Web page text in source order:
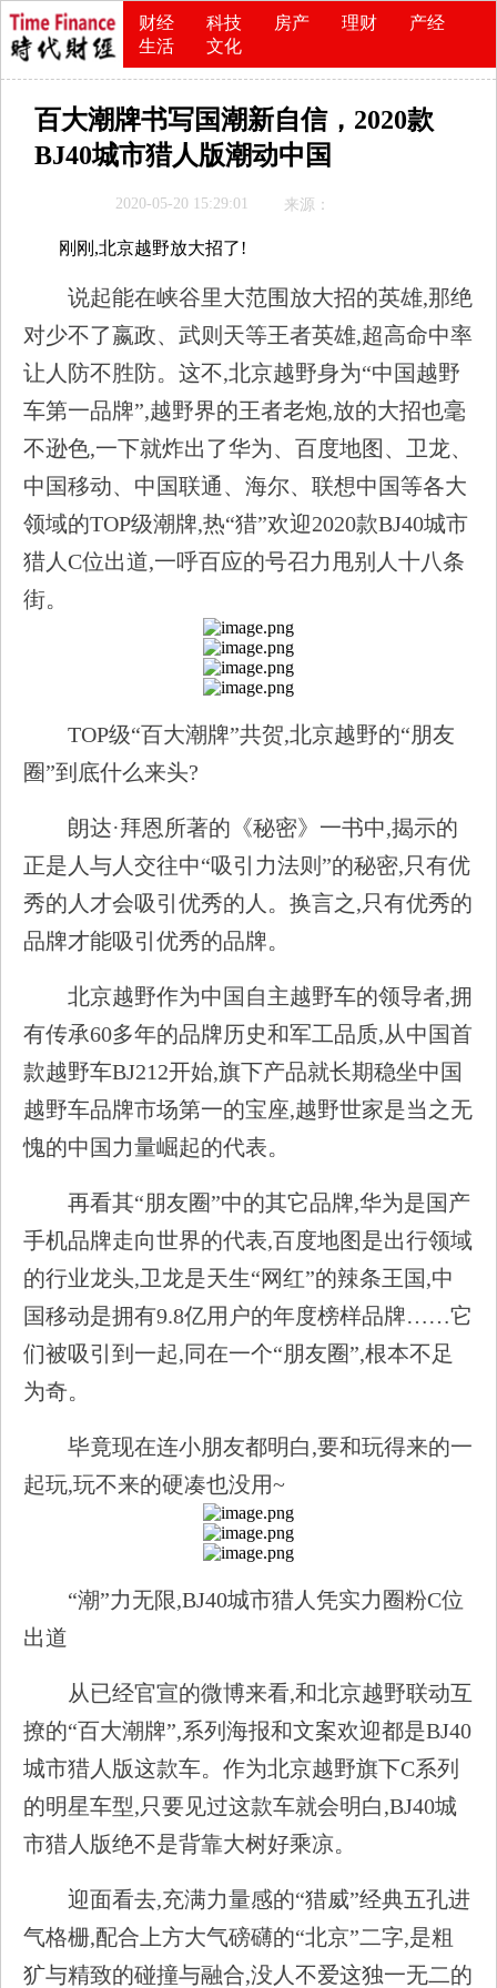
财经 科技 房产 理财
产经
生活
文化
百大潮牌书写国潮新自信，2020款
BJ40城市猎人版潮动中国
2020-05-20 15:29:01 来源：
刚刚,北京越野放大招了!
说起能在峡谷里大范围放大招的英雄,那绝
对少不了嬴政、武则天等王者英雄,超高命中率
让人防不胜防。这不,北京越野身为“中国越野
车第一品牌”,越野界的王者老炮,放的大招也毫
不逊色,一下就炸出了华为、百度地图、卫龙、
中国移动、中国联通、海尔、联想中国等各大
领域的TOP级潮牌,热“猎”欢迎2020款BJ40城市
猎人C位出道,一呼百应的号召力甩别人十八条
街。
TOP级“百大潮牌”共贺,北京越野的“朋友
圈”到底什么来头?
朗达·拜恩所著的《秘密》一书中,揭示的
正是人与人交往中“吸引力法则”的秘密,只有优
秀的人才会吸引优秀的人。换言之,只有优秀的
品牌才能吸引优秀的品牌。
北京越野作为中国自主越野车的领导者,拥
有传承60多年的品牌历史和军工品质,从中国首
款越野车BJ212开始,旗下产品就长期稳坐中国
越野车品牌市场第一的宝座,越野世家是当之无
愧的中国力量崛起的代表。
再看其“朋友圈”中的其它品牌,华为是国产
手机品牌走向世界的代表,百度地图是出行领域
的行业龙头,卫龙是天生“网红”的辣条王国,中
国移动是拥有9.8亿用户的年度榜样品牌……它
们被吸引到一起,同在一个“朋友圈”,根本不足
为奇。
毕竟现在连小朋友都明白,要和玩得来的一
起玩,玩不来的硬凑也没用~
“潮”力无限,BJ40城市猎人凭实力圈粉C位
出道
从已经官宣的微博来看,和北京越野联动互
撩的“百大潮牌”,系列海报和文案欢迎都是BJ40
城市猎人版这款车。作为北京越野旗下C系列
的明星车型,只要见过这款车就会明白,BJ40城
市猎人版绝不是背靠大树好乘凉。
迎面看去,充满力量感的“猎威”经典五孔进
气格栅,配合上方大气磅礴的“北京”二字,是粗
犷与精致的碰撞与融合,没人不爱这独一无二的